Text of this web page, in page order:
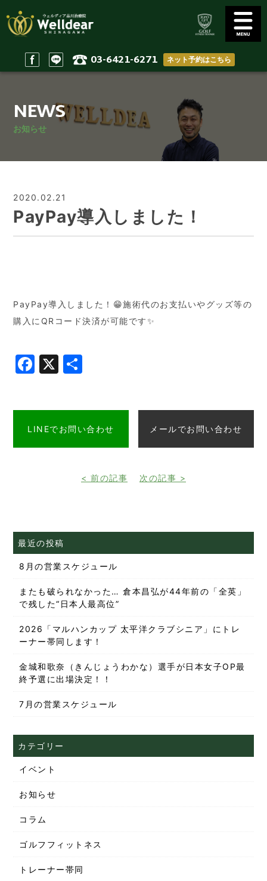
03-6421-6271 ネット予約はこちら
Staff
スタッフ
Access
アクセス
Home
ホーム
NEWS
お知らせ
2020.02.21
PayPay導入しました！
PayPay導入しました！😁施術代のお支払いやグッズ等の
購入にQRコード決済が可能です✨
Facebook
X
LINEでお問い合わせ メールでお問い合わせ
< 前の記事 次の記事 >
最近の投稿
8月の営業スケジュール
またも破られなかった… 倉本昌弘が44年前の「全英」
で残した“日本人最高位”
2026「マルハンカップ 太平洋クラブシニア」にトレ
ーナー帯同します！
金城和歌奈（きんじょうわかな）選手が日本女子OP最
終予選に出場決定！！
7月の営業スケジュール
カテゴリー
イベント
お知らせ
コラム
ゴルフフィットネス
トレーナー帯同